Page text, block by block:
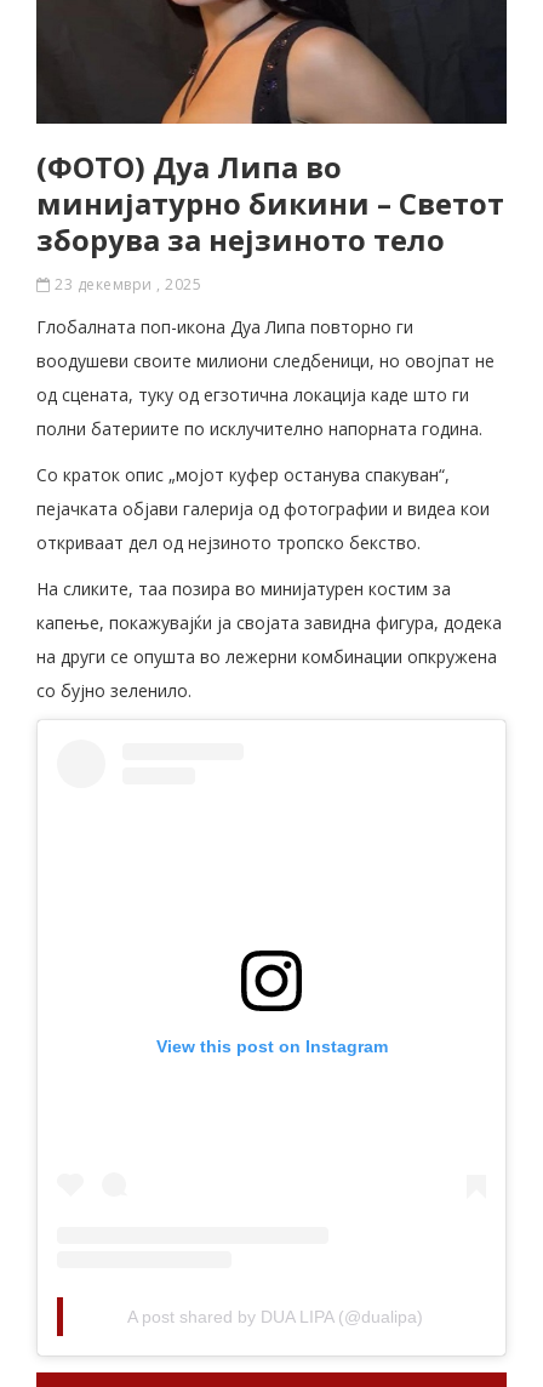
(ФОТО) Дуа Липа во
минијатурно бикини – Светот
зборува за нејзиното тело
23 декември , 2025
Глобалната поп-икона Дуа Липа повторно ги
воодушеви своите милиони следбеници, но овојпат не
од сцената, туку од егзотична локација каде што ги
полни батериите по исклучително напорната година.
Со краток опис „мојот куфер останува спакуван“,
пејачката објави галерија од фотографии и видеа кои
откриваат дел од нејзиното тропско бекство.
На сликите, таа позира во минијатурен костим за
капење, покажувајќи ја својата завидна фигура, додека
на други се опушта во лежерни комбинации опкружена
со бујно зеленило.
View this post on Instagram
A post shared by DUA LIPA (@dualipa)